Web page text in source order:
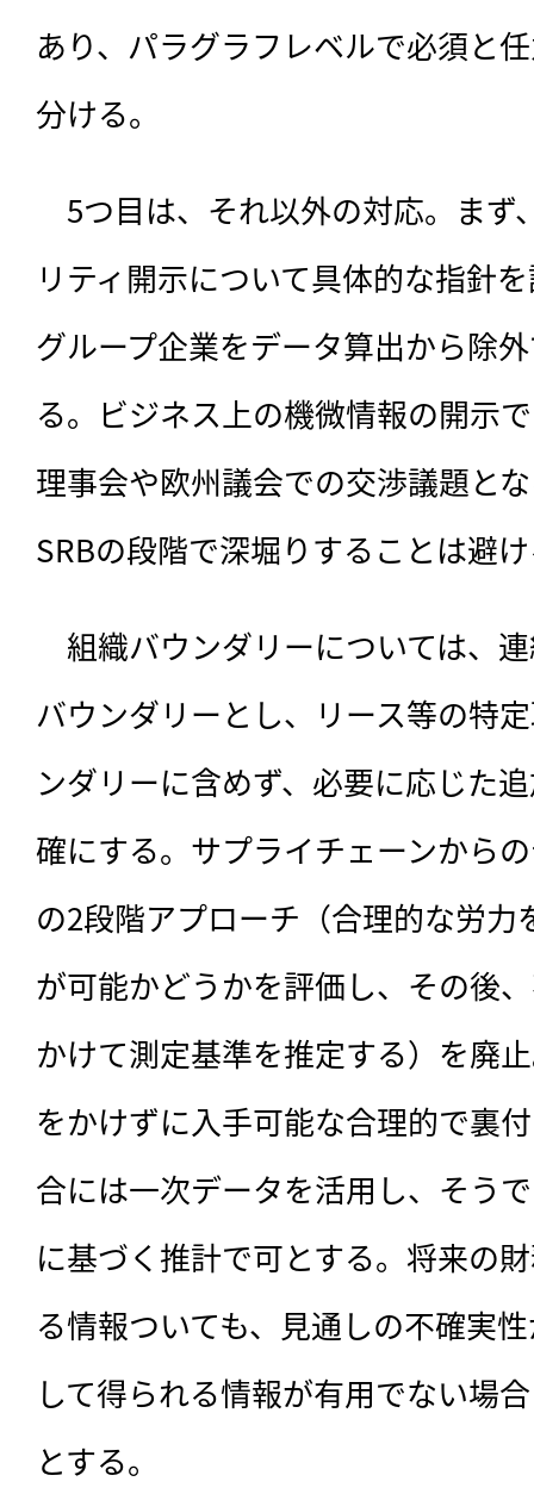
あり、パラグラフレベルで必須と
分ける。
5つ目は、それ以外の対応。まず
リティ開示について具体的な指針
グループ企業をデータ算出から除
る。ビジネス上の機微情報の開示
理事会や欧州議会での交渉議題と
SRBの段階で深堀りすることは避
組織バウンダリーについては、
バウンダリーとし、リース等の特
ンダリーに含めず、必要に応じた
確にする。サプライチェーンから
の2段階アプローチ（合理的な労
が可能かどうかを評価し、その後
かけて測定基準を推定する）を廃
をかけずに入手可能な合理的で裏
合には一次データを活用し、そう
に基づく推計で可とする。将来の
る情報ついても、見通しの不確実
して得られる情報が有用でない場
とする。